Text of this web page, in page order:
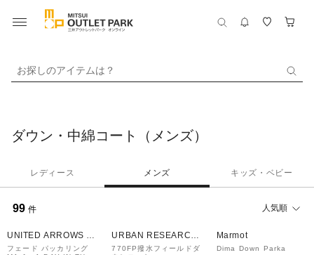
お探しのアイテムは？
ダウン・中綿コート（メンズ）
レディース メンズ キッズ・ベビー
99 件 人気順
UNITED ARROWS O
UTLET
フェード パッカリング
URBAN RESEARCH
ware house
770FP撥水フィールドダ
Marmot
Dima Down Parka